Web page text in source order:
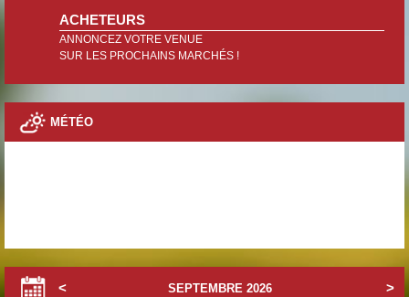
ACHETEURS
ANNONCEZ VOTRE VENUE
SUR LES PROCHAINS MARCHÉS !
MÉTÉO
SEPTEMBRE 2026